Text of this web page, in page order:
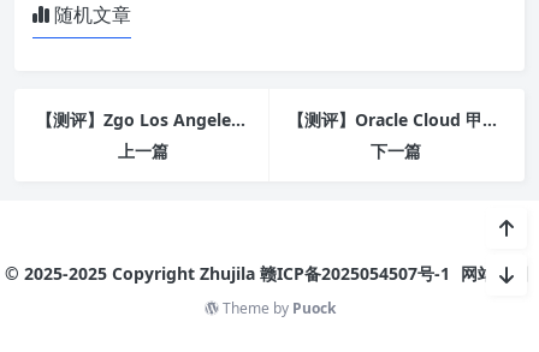
随机文章
【测评】Zgo Los Angeles Global VPS - Specials - Standard 25刀
上一篇
【测评】Oracle Cloud 甲骨文云 荷兰阿姆斯特丹
下一篇
© 2025-2025 Copyright Zhujila 赣ICP备2025054507号-1 网站地图
Theme by Puock